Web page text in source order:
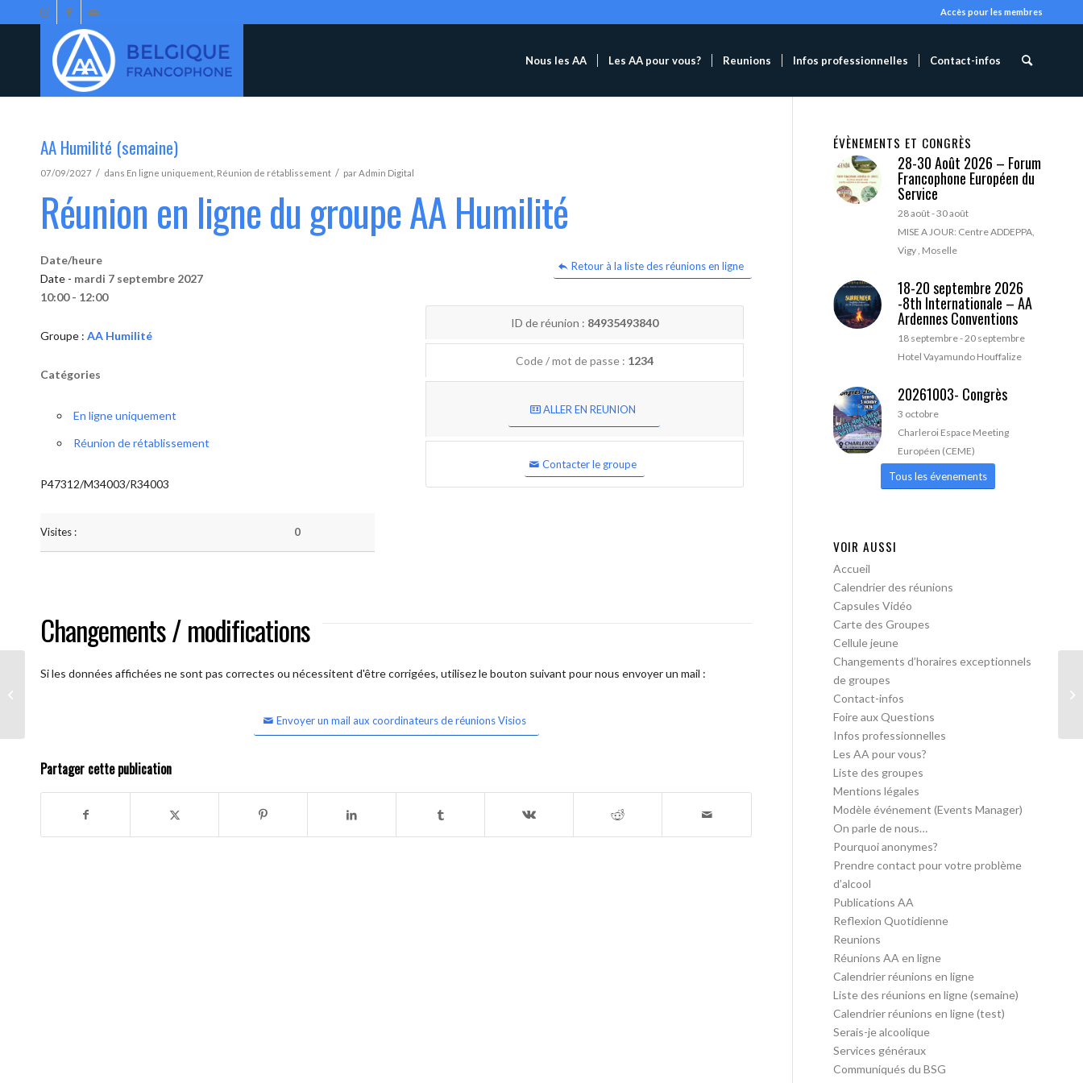
Accès pour les membres
Nous les AA Les AA pour vous? Reunions Infos professionnelles Contact-infos
AA Humilité (semaine)
07/09/2027 / dans En ligne uniquement Réunion de rétablissement / parAdmin Digital
Réunion en ligne du groupe AA Humilité
Retour à la liste des réunions en ligne
Date/heure
Date - mardi 7 septembre 2027
10:00 - 12:00
Groupe : AA Humilité
Catégories
En ligne uniquement
Réunion de rétablissement
P47312/M34003/R34003
Visites : 0
ID de réunion : 84935493840
Code / mot de passe : 1234
ALLER EN REUNION
Contacter le groupe
Changements / modifications
Si les données affichées ne sont pas correctes ou nécessitent d'être corrigées, utilisez le bouton suivant pour nous envoyer un mail :
Envoyer un mail aux coordinateurs de réunions Visios
Partager cette publication
ÉVÈNEMENTS ET CONGRÈS
28-30 Août 2026 – Forum
Francophone Européen du
Service
28 août-30 août
MISE A JOUR: Centre ADDEPPA,
Vigy , Moselle
18-20 septembre 2026
-8th Internationale – AA
Ardennes Conventions
18 septembre-20 septembre
Hotel Vayamundo Houffalize
20261003- Congrès
3 octobre
Charleroi Espace Meeting
Européen (CEME)
Tous les évenements
VOIR AUSSI
Accueil
Calendrier des réunions
Capsules Vidéo
Carte des Groupes
Cellule jeune
Changements d’horaires exceptionnels
de groupes
Contact-infos
Foire aux Questions
Infos professionnelles
Les AA pour vous?
Liste des groupes
Mentions légales
Modèle événement (Events Manager)
On parle de nous…
Pourquoi anonymes?
Prendre contact pour votre problème
d’alcool
Publications AA
Reflexion Quotidienne
Reunions
Réunions AA en ligne
Calendrier réunions en ligne
Liste des réunions en ligne (semaine)
Calendrier réunions en ligne (test)
Serais-je alcoolique
Services généraux
Communiqués du BSG